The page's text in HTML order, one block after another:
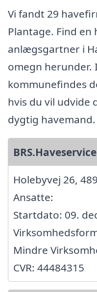
Vi fandt 29
Plantage. Find en
anlægsgartner i
omegn herunder.
kommunefindes
hvis du vil udvide
dygtig havemand.
BRS.Haveservice
Holebyvej 26,
Ansatte:
Startdato: 09.
Mindre
CVR: 44484315